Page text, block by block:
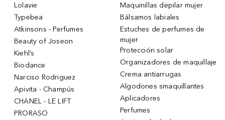
Lolavie
Typebea
Atkinsons - Perfumes
Beauty of Joseon
Kiehl’s
Biodance
Narciso Rodriguez
Apivita - Champús
CHANEL - LE LIFT
PRORASO
Maquinillas depilar mujer
Bálsamos labiales
Estuches de perfumes de
mujer
Protección solar
Organizadores de maquillaje
Crema antiarrugas
Algodones smaquillantes
Aplicadores
Perfumes